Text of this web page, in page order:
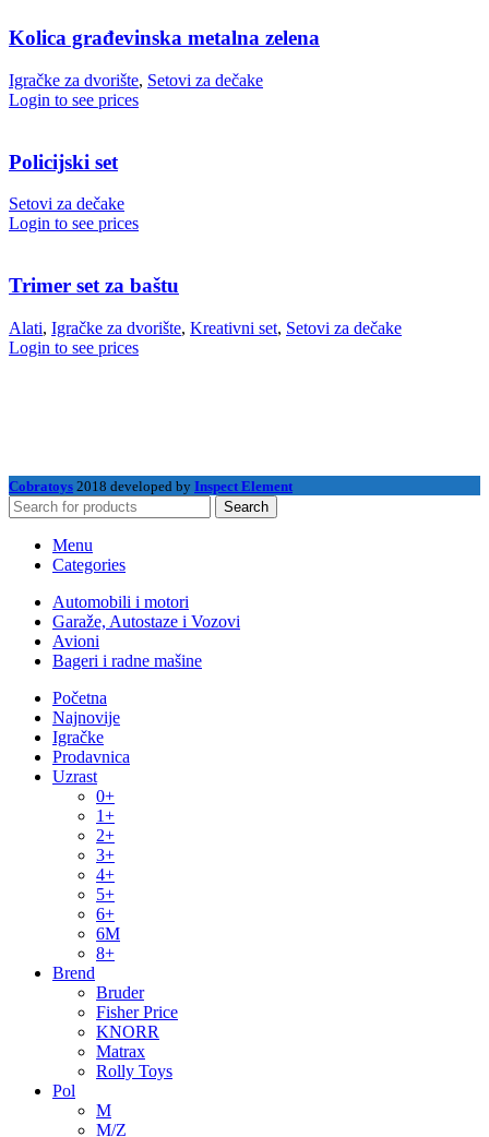
Kolica građevinska metalna zelena
Igračke za dvorište, Setovi za dečake
Login to see prices
Policijski set
Setovi za dečake
Login to see prices
Trimer set za baštu
Alati, Igračke za dvorište, Kreativni set, Setovi za dečake
Login to see prices
Cobratoys 2018 developed by Inspect Element
Search
Menu
Categories
Automobili i motori
Garaže, Autostaze i Vozovi
Avioni
Bageri i radne mašine
Početna
Najnovije
Igračke
Prodavnica
Uzrast
0+
1+
2+
3+
4+
5+
6+
6M
8+
Brend
Bruder
Fisher Price
KNORR
Matrax
Rolly Toys
Pol
M
M/Z